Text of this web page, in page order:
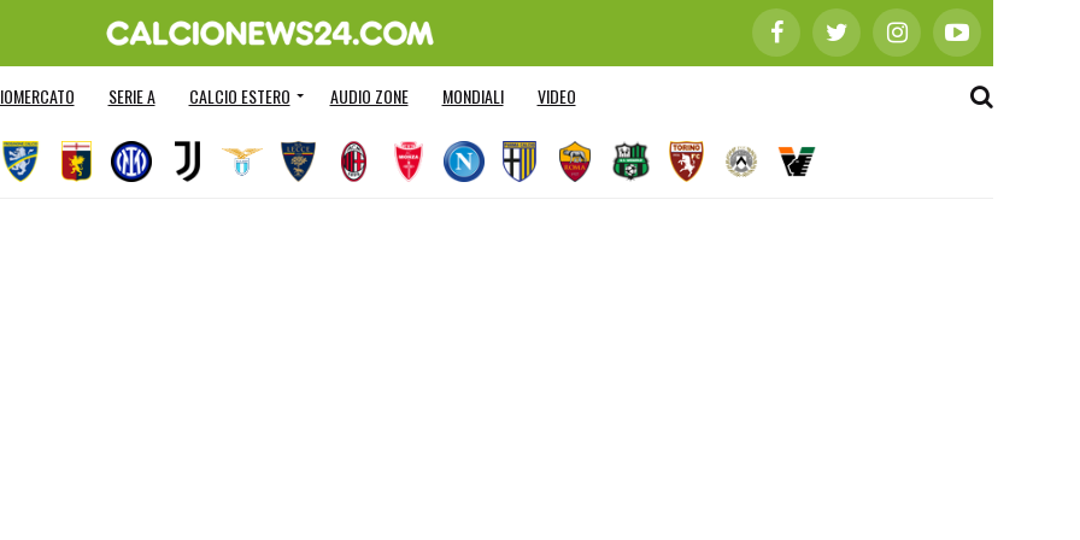
SERIE A CALCIO ESTERO AUDIO ZONE MONDIALI VIDEO